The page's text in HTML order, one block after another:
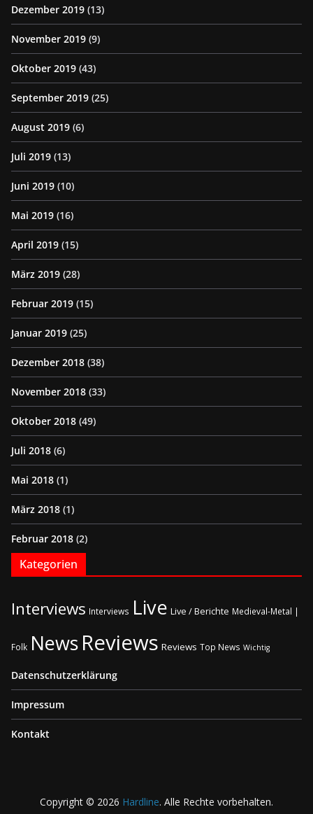
Dezember 2019 (13)
November 2019 (9)
Oktober 2019 (43)
September 2019 (25)
August 2019 (6)
Juli 2019 (13)
Juni 2019 (10)
Mai 2019 (16)
April 2019 (15)
März 2019 (28)
Februar 2019 (15)
Januar 2019 (25)
Dezember 2018 (38)
November 2018 (33)
Oktober 2018 (49)
Juli 2018 (6)
Mai 2018 (1)
März 2018 (1)
Februar 2018 (2)
Kategorien
Interviews Interviews Live Live / Berichte Medieval-Metal |
Folk NewsReviews Reviews Top News Wichtig
Datenschutzerklärung
Impressum
Kontakt
Copyright © 2026 Hardline. Alle Rechte vorbehalten.